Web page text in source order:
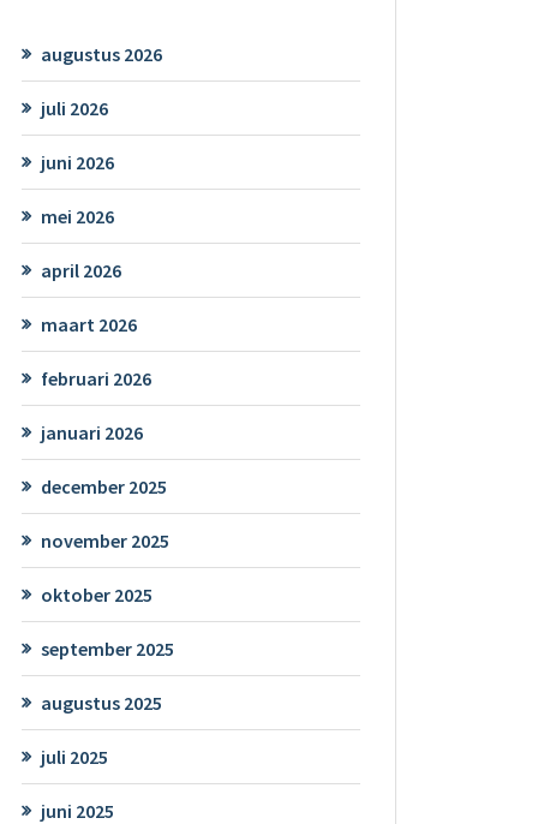
augustus 2026
juli 2026
juni 2026
mei 2026
april 2026
maart 2026
februari 2026
januari 2026
december 2025
november 2025
oktober 2025
september 2025
augustus 2025
juli 2025
juni 2025